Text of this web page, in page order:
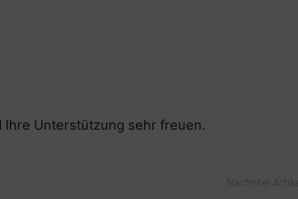
Ihre Unterstützung sehr freuen.